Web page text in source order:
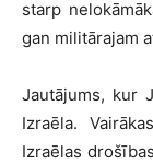
starp
gan militārajam
Jautājums, kur
Izraēla.
Izraēlas